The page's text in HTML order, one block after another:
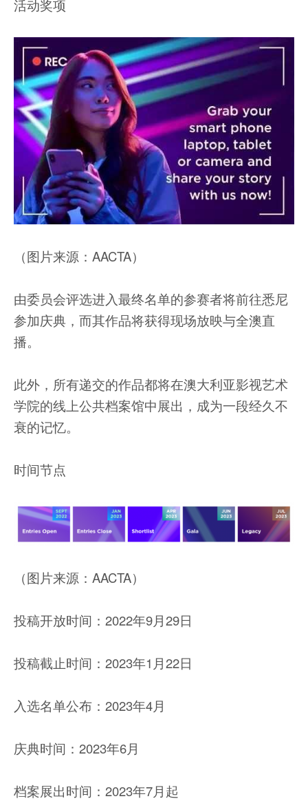
活动奖项
（图片来源：AACTA）
由委员会评选进入最终名单的参赛者将前往悉尼
参加庆典，而其作品将获得现场放映与全澳直
播。
此外，所有递交的作品都将在澳大利亚影视艺术
学院的线上公共档案馆中展出，成为一段经久不
衰的记忆。
时间节点
（图片来源：AACTA）
投稿开放时间：2022年9月29日
投稿截止时间：2023年1月22日
入选名单公布：2023年4月
庆典时间：2023年6月
档案展出时间：2023年7月起